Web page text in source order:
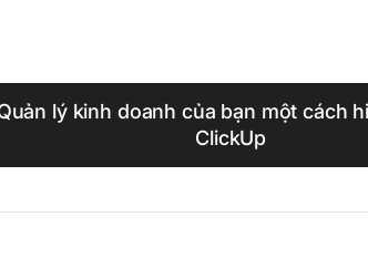
lý kinh doanh của bạn một cách
ClickUp